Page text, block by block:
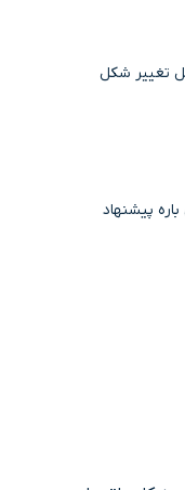
تغییر شکل
پیشنهاد